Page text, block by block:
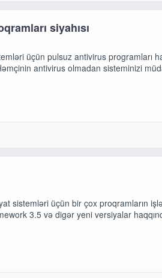
siyahısı
üçün pulsuz antivirus programları
antivirus olmadan sisteminizi
sistemləri üçün bir çox proqramların
3.5 və digər yeni versiyalar